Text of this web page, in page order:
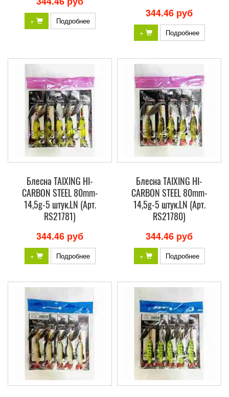
+ Подробнее
344.46 руб
+ Подробнее
Блесна TAIXING HI-
CARBON STEEL 80mm-
14,5g-5 штук.LN (Арт.
RS21781)
344.46 руб
+ Подробнее
Блесна TAIXING HI-
CARBON STEEL 80mm-
14,5g-5 штук.LN (Арт.
RS21780)
344.46 руб
+ Подробнее